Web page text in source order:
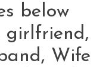
below
girlfriend,
Wife